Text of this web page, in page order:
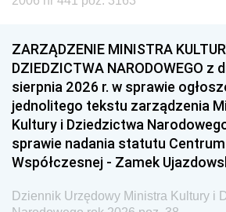
ZARZĄDZENIE MINISTRA
DZIEDZICTWA NARODOWEGO z
sierpnia 2026 r. w sprawie
jednolitego tekstu zarządzenia
Kultury i Dziedzictwa
sprawie nadania statutu
Współczesnej - Zamek
Dziennik Urzędowy Ministra Kultury i